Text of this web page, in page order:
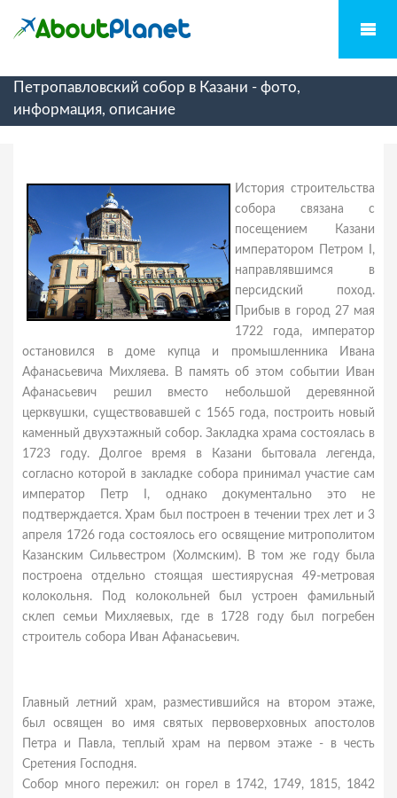
Петропавловский собор в Казани - фото,
информация, описание
История строительства
собора связана с
посещением Казани
императором Петром I,
направлявшимся в
персидский поход.
Прибыв в город 27 мая
1722 года, император
остановился в доме купца и промышленника Ивана
Афанасьевича Михляева. В память об этом событии Иван
Афанасьевич решил вместо небольшой деревянной
церквушки, существовавшей с 1565 года, построить новый
каменный двухэтажный собор. Закладка храма состоялась в
1723 году. Долгое время в Казани бытовала легенда,
согласно которой в закладке собора принимал участие сам
император Петр I, однако документально это не
подтверждается. Храм был построен в течении трех лет и 3
апреля 1726 года состоялось его освящение митрополитом
Казанским Сильвестром (Холмским). В том же году была
построена отдельно стоящая шестиярусная 49-метровая
колокольня. Под колокольней был устроен фамильный
склеп семьи Михляевых, где в 1728 году был погребен
строитель собора Иван Афанасьевич.
Главный летний храм, разместившийся на втором этаже,
был освящен во имя святых первоверховных апостолов
Петра и Павла, теплый храм на первом этаже - в честь
Сретения Господня.
Собор много пережил: он горел в 1742, 1749, 1815, 1842